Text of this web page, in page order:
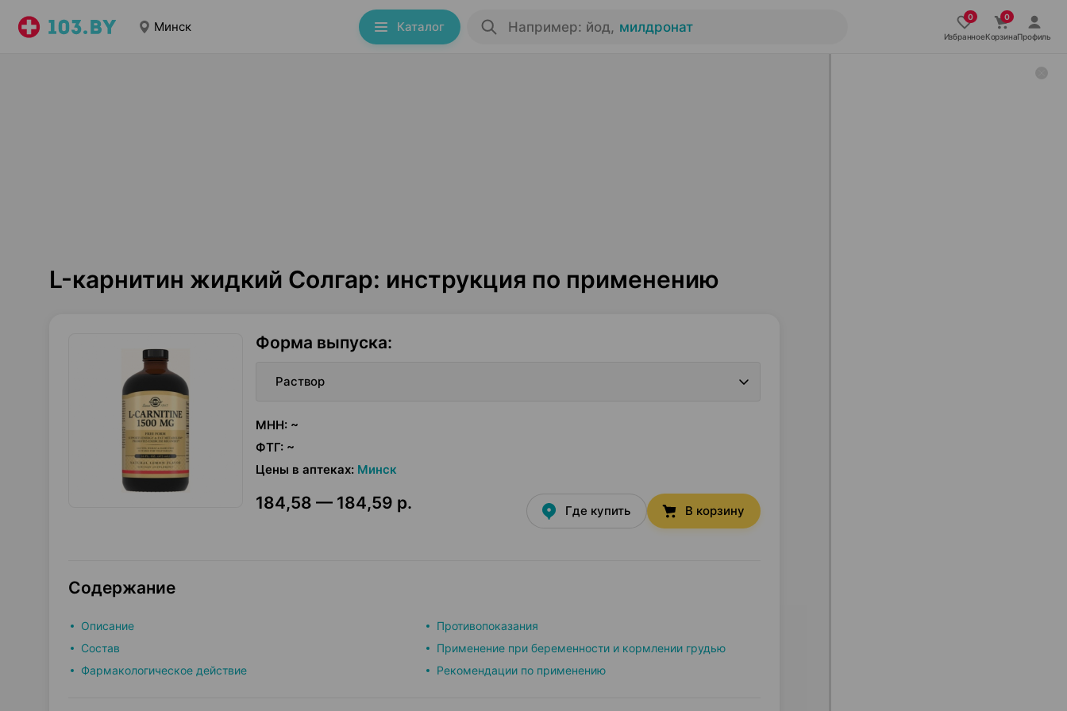
Минск Каталог Например: йод, милдронат
ИзбранноеКорзинаПрофиль
L-карнитин жидкий Солгар: инструкция по применению
Форма выпуска:
Раствор
МНН: ~
ФТГ: ~
Цены в аптеках: Минск
184,58 — 184,59 р. Где купить В корзину
Содержание
Описание
Состав
Фармакологическое действие
Противопоказания
Применение при беременности и кормлении грудью
Рекомендации по применению